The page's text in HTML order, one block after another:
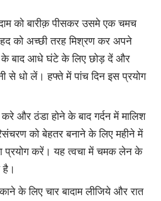
को बारीक़ पीसकर उसमे एक चमच
को अच्छी तरह मिश्रण कर अपने
के बाद आधे घंटे के लिए छोड़ दें और
से धो लें। हफ्ते में पांच दिन इस प्रयोग
और ठंडा होने के बाद गर्दन में मालिश
को बेहतर बनाने के लिए महीने में
प्रयोग करें। यह त्वचा में चमक लेन के
है।
के लिए चार बादाम लीजिये और रात